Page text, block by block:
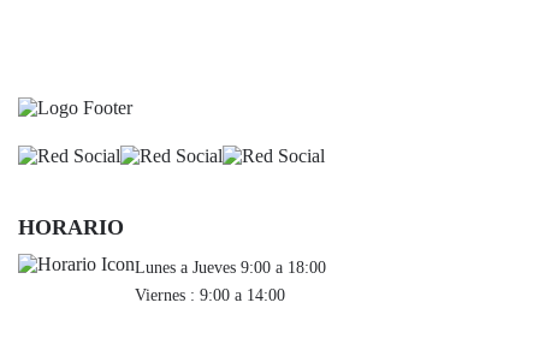
HORARIO
Lunes a Jueves 9:00 a 18:00
Viernes : 9:00 a 14:00